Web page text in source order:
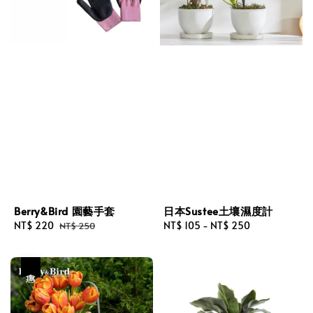
Berry&Bird 園藝手套
Sale
NT$ 220 Regular
NT$ 250
日本Sustee土壤濕度計
Regular
NT$ 105 - NT$ 250